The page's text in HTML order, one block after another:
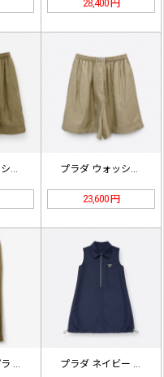
28,400 円
23,600 円
プラダ キュプラ ワイドレッグパンツ… プラダ ネイビー ポプリンミニドレス…